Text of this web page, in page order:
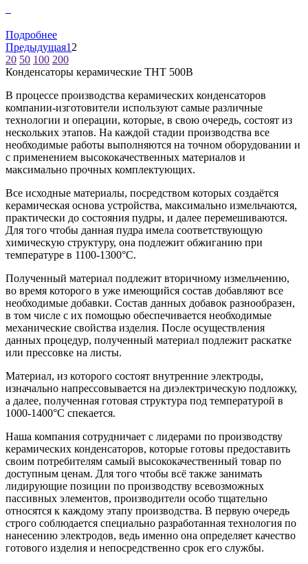
Подробнее
Предыдущая1 2
20 50 100 200
Конденсаторы керамические THT 500В
В процессе производства керамических конденсаторов
компании-изготовители используют самые различные
технологии и операции, которые, в свою очередь, состоят из
нескольких этапов. На каждой стадии производства все
необходимые работы выполняются на точном оборудовании и
с применением высококачественных материалов и
максимально прочных комплектующих.
Все исходные материалы, посредством которых создаётся
керамическая основа устройства, максимально измельчаются,
практически до состояния пудры, и далее перемешиваются.
Для того чтобы данная пудра имела соответствующую
химическую структуру, она подлежит обжиганию при
температуре в 1100-1300°С.
Полученный материал подлежит вторичному измельчению,
во время которого в уже имеющийся состав добавляют все
необходимые добавки. Состав данных добавок разнообразен,
в том числе с их помощью обеспечивается необходимые
механические свойства изделия. После осуществления
данных процедур, полученный материал подлежит раскатке
или прессовке на листы.
Материал, из которого состоят внутренние электроды,
изначально напрессовывается на диэлектрическую подложку,
а далее, полученная готовая структура под температурой в
1000-1400°С спекается.
Наша компания сотрудничает с лидерами по производству
керамических конденсаторов, которые готовы предоставить
своим потребителям самый высококачественный товар по
доступным ценам. Для того чтобы всё также занимать
лидирующие позиции по производству всевозможных
пассивных элементов, производители особо тщательно
относятся к каждому этапу производства. В первую очередь
строго соблюдается специально разработанная технология по
нанесению электродов, ведь именно она определяет качество
готового изделия и непосредственно срок его службы.